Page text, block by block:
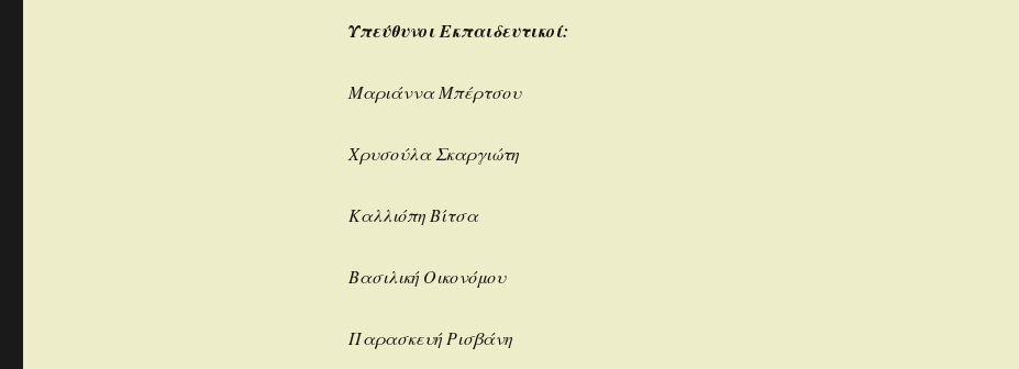
Υπεύθυνοι Εκπαιδευτικοί:
Μαριάννα Μπέρτσου
Χρυσούλα Σκαργιώτη
Καλλιόπη Βίτσα
Βασιλική Οικονόμου
Παρασκευή Ρισβάνη